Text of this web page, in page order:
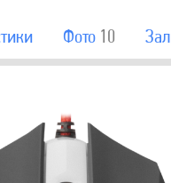
Фото 10